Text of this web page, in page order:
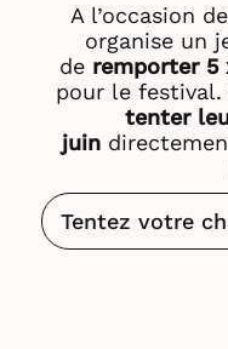
A l’occasion
organise un
de remporter 5
pour le festival.
tenter
juin
Tentez votre